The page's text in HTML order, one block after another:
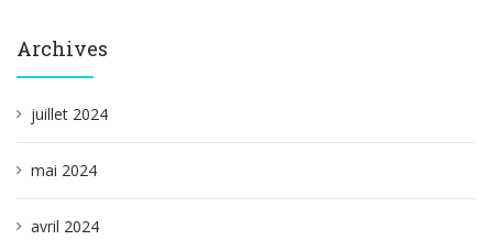
Archives
juillet 2024
mai 2024
avril 2024